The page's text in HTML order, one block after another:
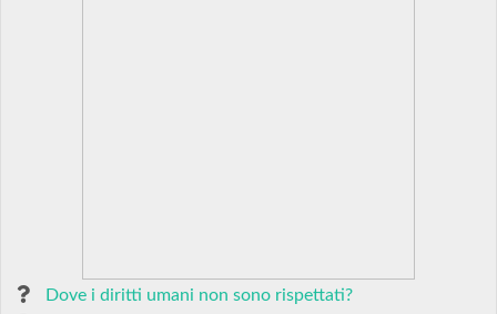
Dove i diritti umani non sono rispettati?